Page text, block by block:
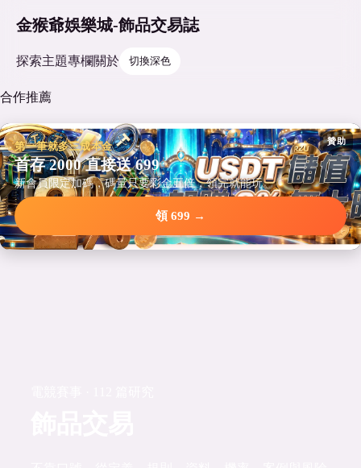
金猴爺娛樂城-飾品交易誌
探索主題專欄關於 切換深色
合作推薦
贊助
第一筆就多三成本金
首存 2000 直接送 699
新會員限定加碼，碼量只要彩金五倍，領完就能玩。
領 699 →